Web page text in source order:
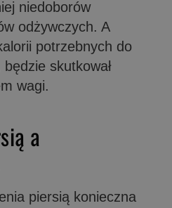
niedoborów
odżywczych. A
potrzebnych do
skutkował
wagi.
a
piersią konieczna